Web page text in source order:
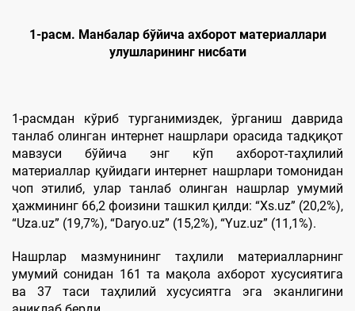
1-расм. Манбалар бўйича ахборот материаллари
улушларининг нисбати
1-расмдан кўриб турганимиздек, ўрганиш даврида
танлаб олинган интернет нашрлари орасида тадқиқот
мавзуси бўйича энг кўп ахборот-таҳлилий
материаллар қуйидаги интернет нашрлари томонидан
чоп этилиб, улар танлаб олинган нашрлар умумий
ҳажмининг 66,2 фоизини ташкил қилди: “Xs.uz” (20,2%),
“Uzа.uz” (19,7%), “Daryo.uz” (15,2%), “Yuz.uz” (11,1%).
Нашрлар мазмунининг таҳлили материалларнинг
умумий сонидан 161 та мақола ахборот хусусиятига
ва 37 таси таҳлилий хусусиятга эга эканлигини